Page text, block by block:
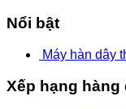
Nổi bật
Máy hàn dây
Xếp hạng hàng